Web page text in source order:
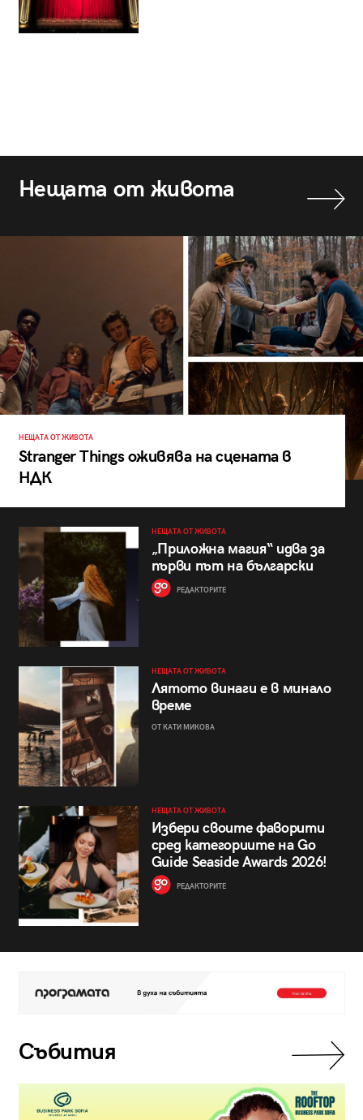
Нещата от живота
НЕЩАТА ОТ ЖИВОТА
Stranger Things оживява на сцената в
НДК
НЕЩАТА ОТ ЖИВОТА
„Приложна магия“ идва за
първи път на български
РЕДАКТОРИТЕ
НЕЩАТА ОТ ЖИВОТА
Лятото винаги е в минало
време
ОТ КАТИ МИКОВА
НЕЩАТА ОТ ЖИВОТА
Избери своите фаворити
сред категориите на Go
Guide Seaside Awards 2026!
РЕДАКТОРИТЕ
Събития